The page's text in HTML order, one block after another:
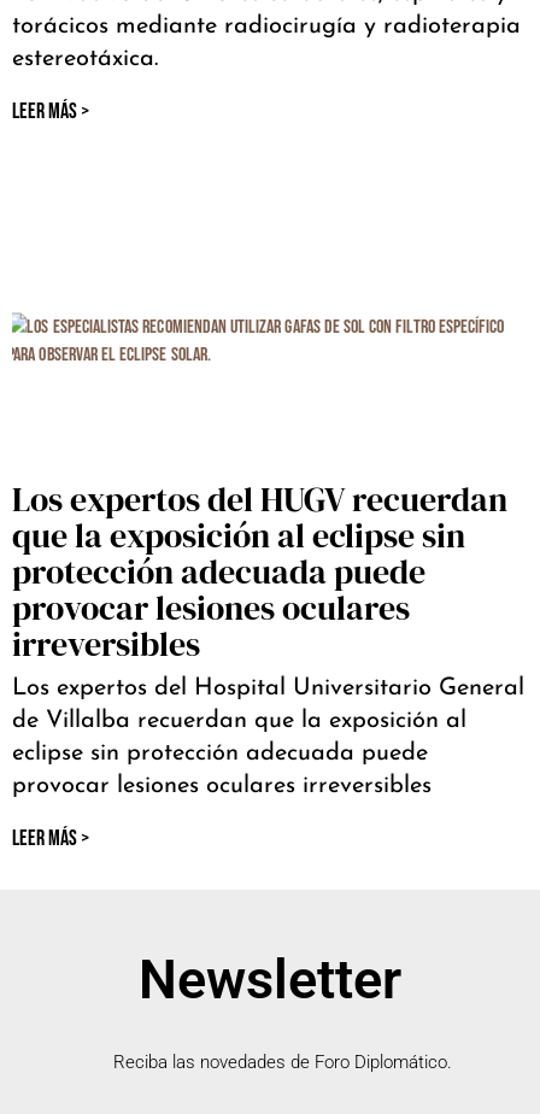
torácicos mediante radiocirugía y radioterapia
estereotáxica.
LEER MÁS >
Los expertos del HUGV recuerdan
que la exposición al eclipse sin
protección adecuada puede
provocar lesiones oculares
irreversibles
Los expertos del Hospital Universitario General
de Villalba recuerdan que la exposición al
eclipse sin protección adecuada puede
provocar lesiones oculares irreversibles
LEER MÁS >
Newsletter
Reciba las novedades de Foro Diplomático.